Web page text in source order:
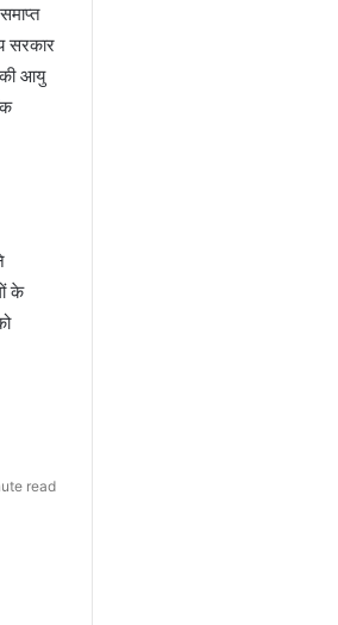
सरकार
की आयु
के
read